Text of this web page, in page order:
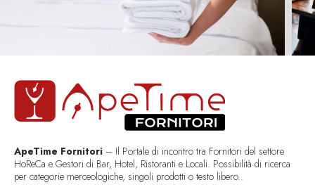
ApeTime Fornitori – Il Portale di incontro tra Fornitori del settore
HoReCa e Gestori di Bar, Hotel, Ristoranti e Locali. Possibilità di ricerca
per categorie merceologiche, singoli prodotti o testo libero..